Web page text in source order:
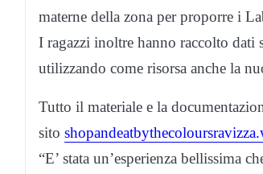
materne della zona per proporre i
I ragazzi inoltre hanno raccolto dati
utilizzando come risorsa anche la
Tutto il materiale e la
sito
“E’ stata un’esperienza bellissima